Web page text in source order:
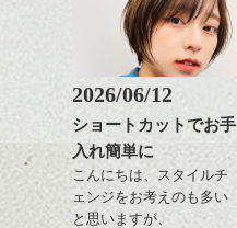
落系の女性に合います。
またジェンダレスなライ
ンでもあるので、これく
らいの感じって中性的な
メンズにも似合いそうで
すよね。
今回はそんな感じで、
春のヘアスタイル是非ご
相談して下さい。
おすすめですね。
前髪もやや重めにカット
してラインを強調するの
もこれからは良い感じで
す、
目元が引き締まった印象
に。
2026/06/12
ショートカットでお手
入れ簡単に
こんにちは、スタイルチ
ェンジをお考えのも多い
と思いますが、